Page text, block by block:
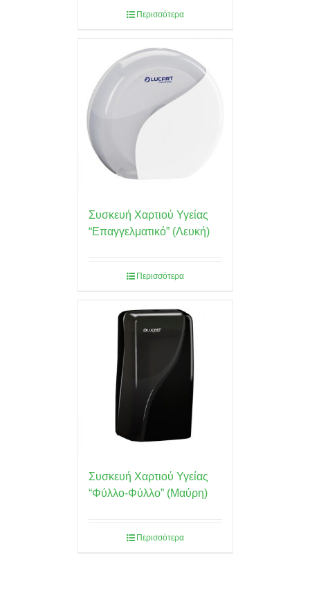
Περισσότερα
Συσκευή Χαρτιού Υγείας
“Επαγγελματικό” (Λευκή)
Περισσότερα
Συσκευή Χαρτιού Υγείας
“Φύλλο-Φύλλο” (Μαύρη)
Περισσότερα